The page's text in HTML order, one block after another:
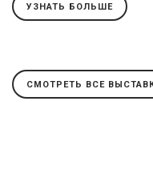
УЗНАТЬ БОЛЬШЕ
СМОТРЕТЬ ВСЕ